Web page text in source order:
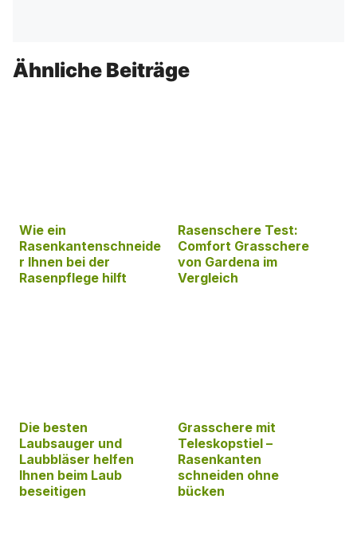
Ähnliche Beiträge
Wie ein
Rasenkantenschneide
r Ihnen bei der
Rasenpflege hilft
Rasenschere Test:
Comfort Grasschere
von Gardena im
Vergleich
Die besten
Laubsauger und
Laubbläser helfen
Ihnen beim Laub
beseitigen
Grasschere mit
Teleskopstiel –
Rasenkanten
schneiden ohne
bücken